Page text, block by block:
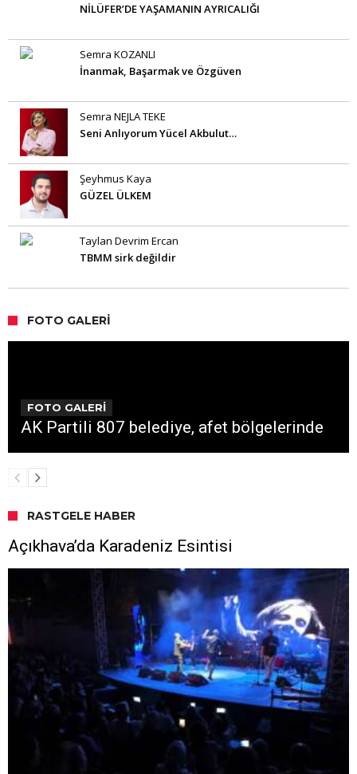
NİLÜFER’DE YAŞAMANIN AYRICALIĞI
Semra KOZANLI
İnanmak, Başarmak ve Özgüven
Semra NEJLA TEKE
Seni Anlıyorum Yücel Akbulut…
Şeyhmus Kaya
GÜZEL ÜLKEM
Taylan Devrim Ercan
TBMM sirk değildir
FOTO GALERI
FOTO GALERİ
AK Partili 807 belediye, afet bölgelerinde
RASTGELE HABER
Açıkhava’da Karadeniz Esintisi